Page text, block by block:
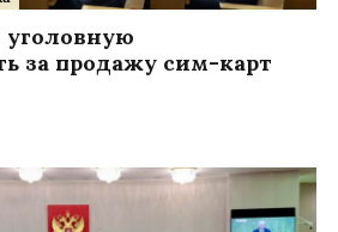
уголовную
за продажу сим-карт